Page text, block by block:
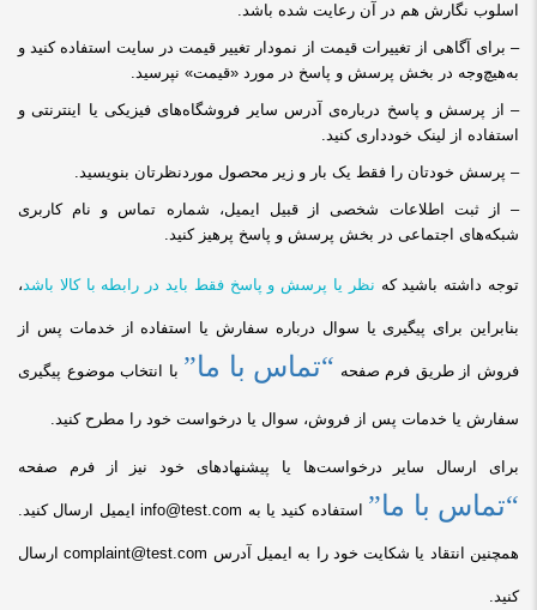
اسلوب نگارش هم در آن رعایت شده باشد.
– برای آگاهی از تغییرات قیمت از نمودار تغییر قیمت در سایت استفاده کنید و
به‌هیچ‌وجه در بخش پرسش و پاسخ در مورد «قیمت» نپرسید.
– از پرسش و پاسخ درباره‌ی آدرس سایر فروشگاههای فیزیکی یا اینترنتی و
استفاده از لینک خودداری کنید.
– پرسش خودتان را فقط یک بار و زیر محصول موردنظرتان بنویسید.
– از ثبت اطلاعات شخصی از قبیل ایمیل، شماره تماس و نام کاربری
شبکههای اجتماعی در بخش پرسش و پاسخ پرهیز کنید.
توجه داشته باشید که نظر یا پرسش و پاسخ فقط باید در رابطه با کالا باشد،
بنابراین برای پیگیری یا سوال درباره سفارش یا استفاده از خدمات پس از
فروش از طریق فرم صفحه “تماس با ما” با انتخاب موضوع پیگیری
سفارش یا خدمات پس از فروش، سوال یا درخواست خود را مطرح کنید.
برای ارسال سایر درخواست‌ها یا پیشنهادهای خود نیز از فرم صفحه
“تماس با ما” استفاده کنید یا به info@test.comایمیل ارسال کنید.
همچنین انتقاد یا شکایت خود را به ایمیل آدرس complaint@test.com ارسال
کنید.